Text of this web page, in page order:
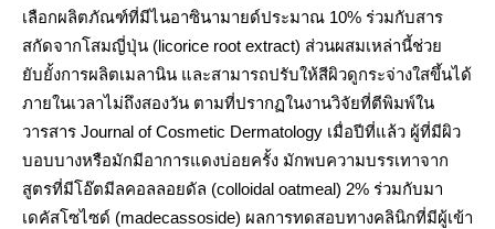
เลือกผลิตภัณฑ์ที่มีไนอาซินามายด์ประมาณ 10% ร่วมกับสาร
สกัดจากโสมญี่ปุ่น (licorice root extract) ส่วนผสมเหล่านี้ช่วย
ยับยั้งการผลิตเมลานิน และสามารถปรับให้สีผิวดูกระจ่างใสขึ้นได้
ภายในเวลาไม่ถึงสองวัน ตามที่ปรากฏในงานวิจัยที่ตีพิมพ์ใน
วารสาร Journal of Cosmetic Dermatology เมื่อปีที่แล้ว ผู้ที่มีผิว
บอบบางหรือมักมีอาการแดงบ่อยครั้ง มักพบความบรรเทาจาก
สูตรที่มีโอ๊ตมีลคอลลอยดัล (colloidal oatmeal) 2% ร่วมกับมา
เดคัสโซไซด์ (madecassoside) ผลการทดสอบทางคลินิกที่มีผู้เข้า